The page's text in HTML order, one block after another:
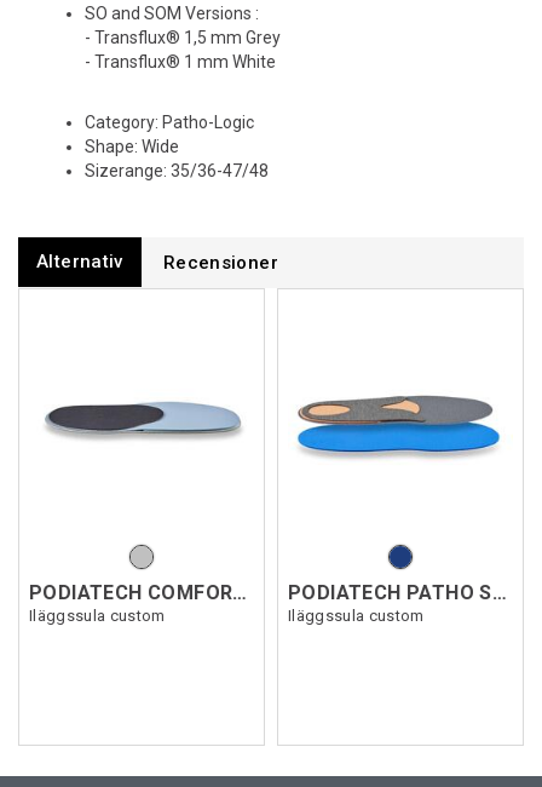
SO and SOM Versions :
- Transflux® 1,5 mm Grey
- Transflux® 1 mm White
Category: Patho-Logic
Shape: Wide
Sizerange: 35/36-47/48
Alternativ Recensioner
PODIATECH COMFORT STD S
Iläggssula custom
PODIATECH PATHO STABILITY S
Iläggssula custom